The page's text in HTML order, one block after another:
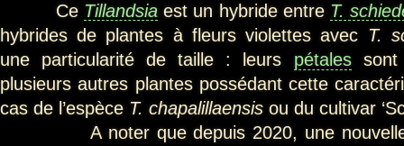
Ce Tillandsia est un hybride entre T.
hybrides de plantes à fleurs violettes avec T.
une particularité de taille : leurs pétalessont
plusieurs autres plantes possédant cette
cas de l’espèce T. chapalillaensis ou du cultivar
A noter que depuis 2020, une nouvelles